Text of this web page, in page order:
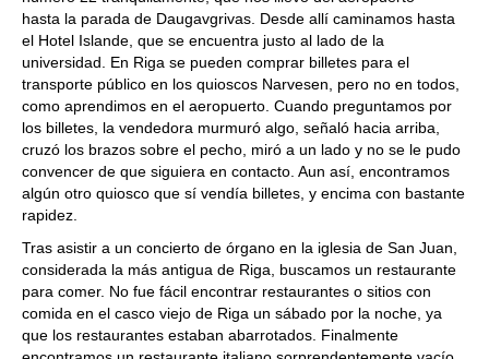
hasta la parada de Daugavgrivas. Desde allí caminamos hasta
el Hotel Islande, que se encuentra justo al lado de la
universidad. En Riga se pueden comprar billetes para el
transporte público en los quioscos Narvesen, pero no en todos,
como aprendimos en el aeropuerto. Cuando preguntamos por
los billetes, la vendedora murmuró algo, señaló hacia arriba,
cruzó los brazos sobre el pecho, miró a un lado y no se le pudo
convencer de que siguiera en contacto. Aun así, encontramos
algún otro quiosco que sí vendía billetes, y encima con bastante
rapidez.
Tras asistir a un concierto de órgano en la iglesia de San Juan,
considerada la más antigua de Riga, buscamos un restaurante
para comer. No fue fácil encontrar restaurantes o sitios con
comida en el casco viejo de Riga un sábado por la noche, ya
que los restaurantes estaban abarrotados. Finalmente